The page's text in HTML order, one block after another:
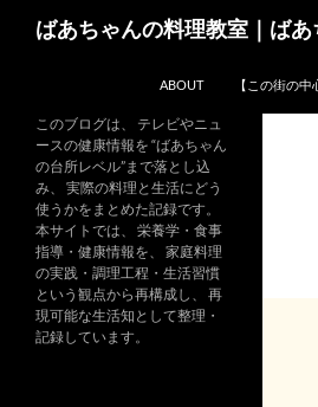
ばあちゃんの料理教室｜ば
ABOUT 【この街の
このブログは、 テレビやニュ
ースの健康情報を “ばあちゃん
の台所レベル”まで落とし込
み、 実際の料理と生活にどう
使うかをまとめた記録です。
本サイトでは、 栄養学・食事
指導・健康情報を、 家庭料理
の実践・調理工程・生活習慣
という観点から再構成し、 再
現可能な生活知として整理・
記録しています。